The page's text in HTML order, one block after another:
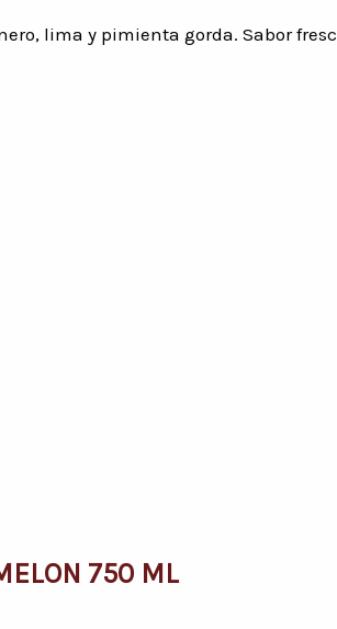
lima y pimienta gorda. Sabor
750 ML